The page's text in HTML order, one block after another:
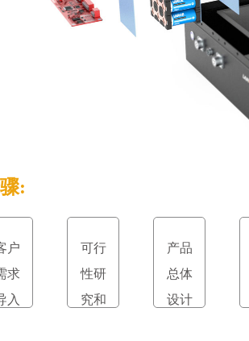
:
户
求
入
可行
性研
究和
产品
总体
设计